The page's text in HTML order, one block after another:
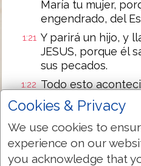
María tu mujer,
engendrado, del
1:21 Y parirá un hijo, y
JESUS, porque él
sus pecados.
1:22 Todo esto
cumpliese lo que
por el profeta que
1:23 He aquí la virgen
hijo, Y llamarás su
declarado, es: Con
Cookies & Privacy
We use cookies to
experience on our
you acknowledge that